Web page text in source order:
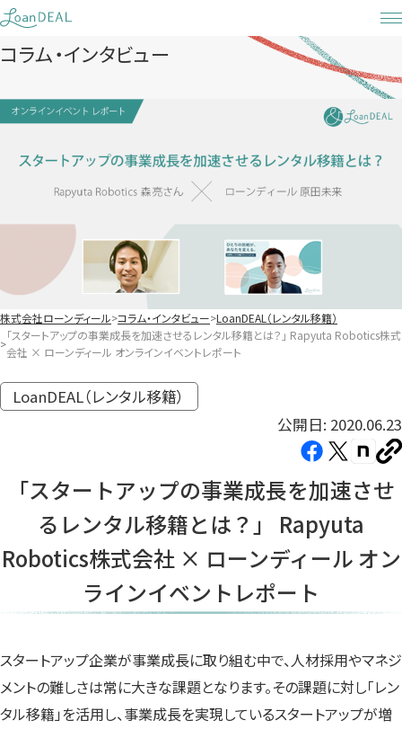
Skip
to
content
コラム・インタビュー
株式会社ローンディール コラム・インタビュー LoanDEAL（レンタル移籍）
「スタートアップの事業成長を加速させるレンタル移籍とは？」 Rapyuta Robotics株式
会社 × ローンディール オンラインイベントレポート
LoanDEAL（レンタル移籍）
公開日: 2020.06.23
Facebook（新
い
タ
ブ
で
開
き
す）
X（新
い
タ
ブ
で
き
す）
note（新
い
タ
で
き
す）
コ
ピ
「スタートアップの事業成長を加速させ
るレンタル移籍とは？」 Rapyuta
Robotics株式会社 × ローンディール オン
ラインイベントレポート
スタートアップ企業が事業成長に取り組む中で、人材採用やマネジ
メントの難しさは常に大きな課題となります。その課題に対し「レン
タル移籍」を活用し、事業成長を実現しているスタートアップが増